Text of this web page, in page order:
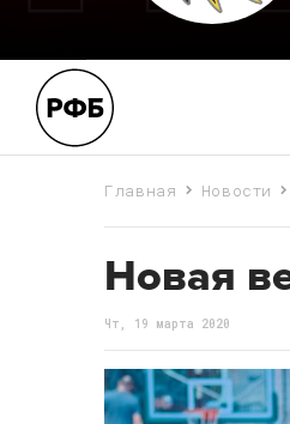
Главная Новости
Новая
Чт, 19 марта 2020